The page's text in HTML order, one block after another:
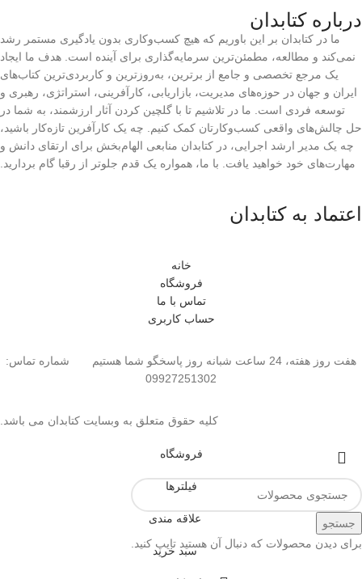
درباره کتابدان
ما در کتابدان بر این باوریم که هیچ کسب‌وکاری بدون یادگیری مستمر رشد
نمی‌کند و مطالعه، مطمئن‌ترین سرمایه‌گذاری برای آینده است. هدف ما ایجاد
یک مرجع تخصصی و جامع از برترین، به‌روزترین و کاربردی‌ترین کتاب‌های
ایران و جهان در حوزه‌های مدیریت، بازاریابی، کارآفرینی، استراتژی، رهبری و
توسعه فردی است. ما در تلاشیم تا با گلچین کردن آثار ارزشمند، به شما در
حل چالش‌های واقعی کسب‌وکارتان کمک کنیم. چه یک کارآفرین تازه‌کار باشید،
چه یک مدیر ارشد اجرایی، در کتابدان منابعی الهام‌بخش برای ارتقای دانش و
مهارت‌های خود خواهید یافت. با ما، همواره یک قدم جلوتر از رقبا گام بردارید.
اعتماد به کتابدان
خانه
فروشگاه
تماس با ما
حساب کاربری
هفت روز هفته، 24 ساعت شبانه روز پاسخگو شما هستیم شماره تماس:
09927251302
کلیه حقوق متعلق به وبسایت کتابدان می باشد.
جستجو
برای دیدن محصولات که دنبال آن هستید تایپ کنید.
فروشگاه
فیلترها
علاقه مندی
سبد خرید